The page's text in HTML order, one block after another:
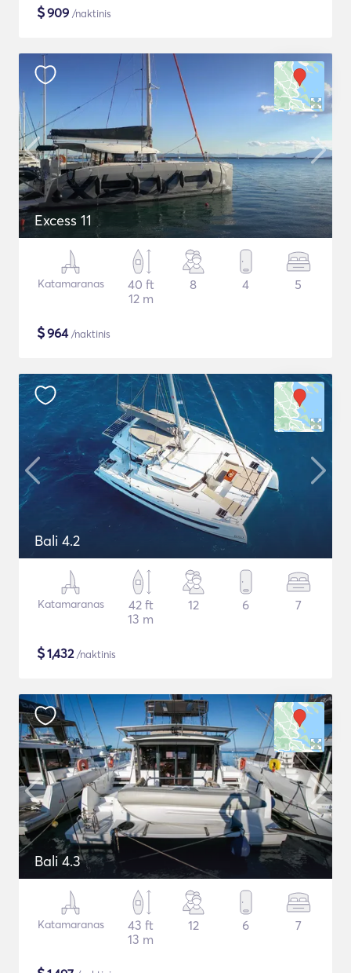
$909 /naktinis
Excess 11
Katamaranas
40 ft
12 m
8 4 5
$964/naktinis
Bali 4.2
Katamaranas
42 ft
13 m
12 6 7
$1,432/naktinis
Bali 4.3
Katamaranas
43 ft
13 m
12 6 7